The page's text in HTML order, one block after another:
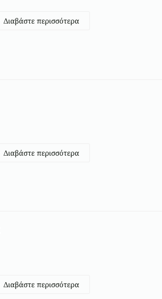
Διαβάστε περισσότερα
Διαβάστε περισσότερα
Διαβάστε περισσότερα